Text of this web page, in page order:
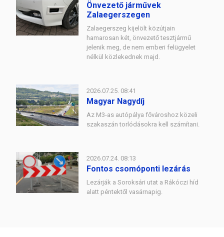
Önvezető járművek
Zalaegerszegen
Zalaegerszeg kijelölt közútjain
hamarosan két, önvezető tesztjármű
jelenik meg, de nem emberi felügyelet
nélkül közlekednek majd.
2026.07.25. 08:41
Magyar Nagydíj
Az M3-as autópálya fővároshoz közeli
szakaszán torlódásokra kell számítani.
2026.07.24. 08:13
Fontos csomóponti lezárás
Lezárják a Soroksári utat a Rákóczi híd
alatt péntektől vasárnapig.